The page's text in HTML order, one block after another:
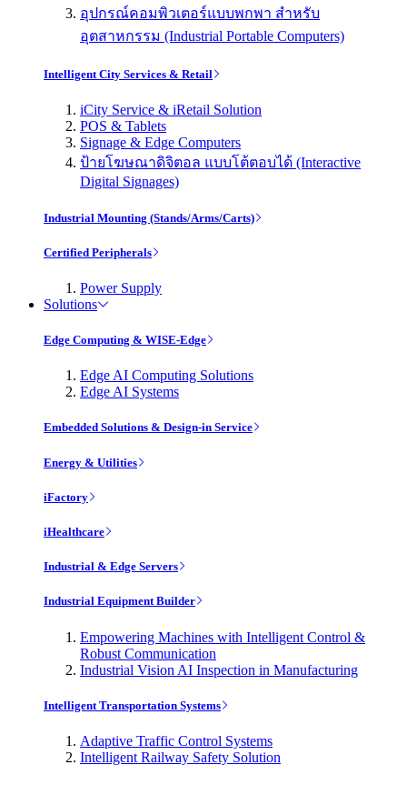
อุปกรณ์คอมพิวเตอร์แบบพกพา สำหรับ
อุตสาหกรรม (Industrial Portable Computers)
Intelligent City Services & Retail
iCity Service & iRetail Solution
POS & Tablets
Signage & Edge Computers
ป้ายโฆษณาดิจิตอล แบบโต้ตอบได้ (Interactive
Digital Signages)
Industrial Mounting (Stands/Arms/Carts)
Certified Peripherals
Power Supply
Solutions
Edge Computing & WISE-Edge
Edge AI Computing Solutions
Edge AI Systems
Embedded Solutions & Design-in Service
Energy & Utilities
iFactory
iHealthcare
Industrial & Edge Servers
Industrial Equipment Builder
Empowering Machines with Intelligent Control &
Robust Communication
Industrial Vision AI Inspection in Manufacturing
Intelligent Transportation Systems
Adaptive Traffic Control Systems
Intelligent Railway Safety Solution